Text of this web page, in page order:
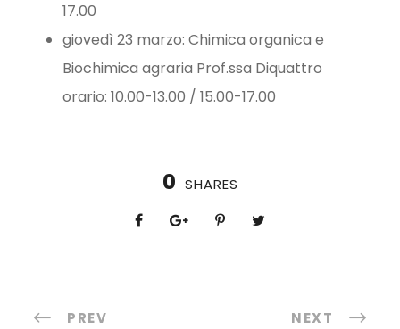
17.00
giovedì 23 marzo: Chimica organica e
Biochimica agraria Prof.ssa Diquattro
orario: 10.00-13.00 / 15.00-17.00
0 SHARES
PREV NEXT